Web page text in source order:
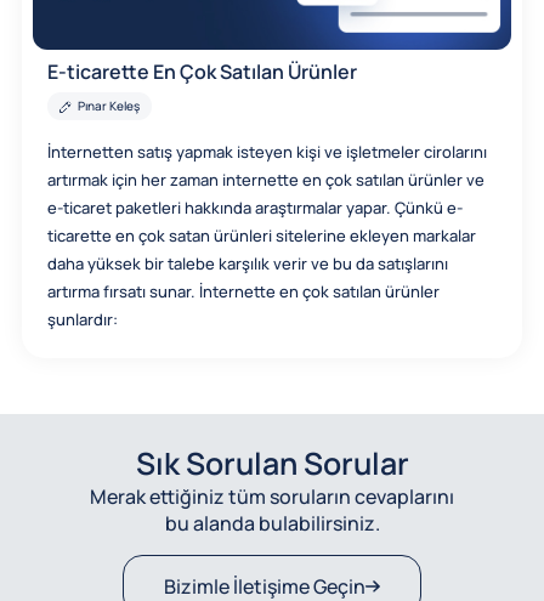
E-ticarette En Çok Satılan Ürünler
Pınar Keleş
İnternetten satış yapmak isteyen kişi ve işletmeler cirolarını
artırmak için her zaman internette en çok satılan ürünler ve
e-ticaret paketleri hakkında araştırmalar yapar. Çünkü e-
ticarette en çok satan ürünleri sitelerine ekleyen markalar
daha yüksek bir talebe karşılık verir ve bu da satışlarını
artırma fırsatı sunar. İnternette en çok satılan ürünler
şunlardır:
Sık Sorulan Sorular
Merak ettiğiniz tüm soruların cevaplarını
bu alanda bulabilirsiniz.
Bizimle İletişime Geçin